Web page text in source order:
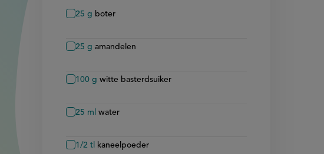
25 g boter
25 g amandelen
100 g witte basterdsuiker
25 ml water
1/2 tl kaneelpoeder